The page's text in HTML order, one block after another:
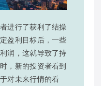
进行了获利了结操
盈利目标后，一些
润，这就导致了持
，新的投资者看到
对未来行情的看